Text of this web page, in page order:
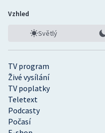
TV program
Živé vysílání
TV poplatky
Teletext
Podcasty
Počasí
Vzhled
Světlý